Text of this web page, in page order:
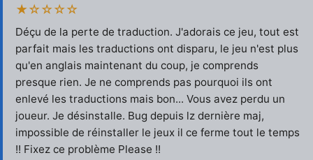
★☆☆☆☆
Déçu de la perte de traduction. J'adorais ce jeu, tout est
parfait mais les traductions ont disparu, le jeu n'est plus
qu'en anglais maintenant du coup, je comprends
presque rien. Je ne comprends pas pourquoi ils ont
enlevé les traductions mais bon... Vous avez perdu un
joueur. Je désinstalle. Bug depuis lz dernière maj,
impossible de réinstaller le jeux il ce ferme tout le temps
!! Fixez ce problème Please !!